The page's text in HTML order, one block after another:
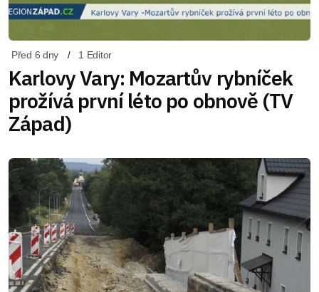
Před 6 dny 1 Editor
Karlovy Vary: Mozartův rybníček
prožívá první léto po obnově (TV
Západ)